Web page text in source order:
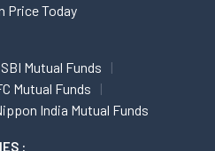
Price Today
SBI Mutual Funds
Mutual Funds
India Mutual Funds
: